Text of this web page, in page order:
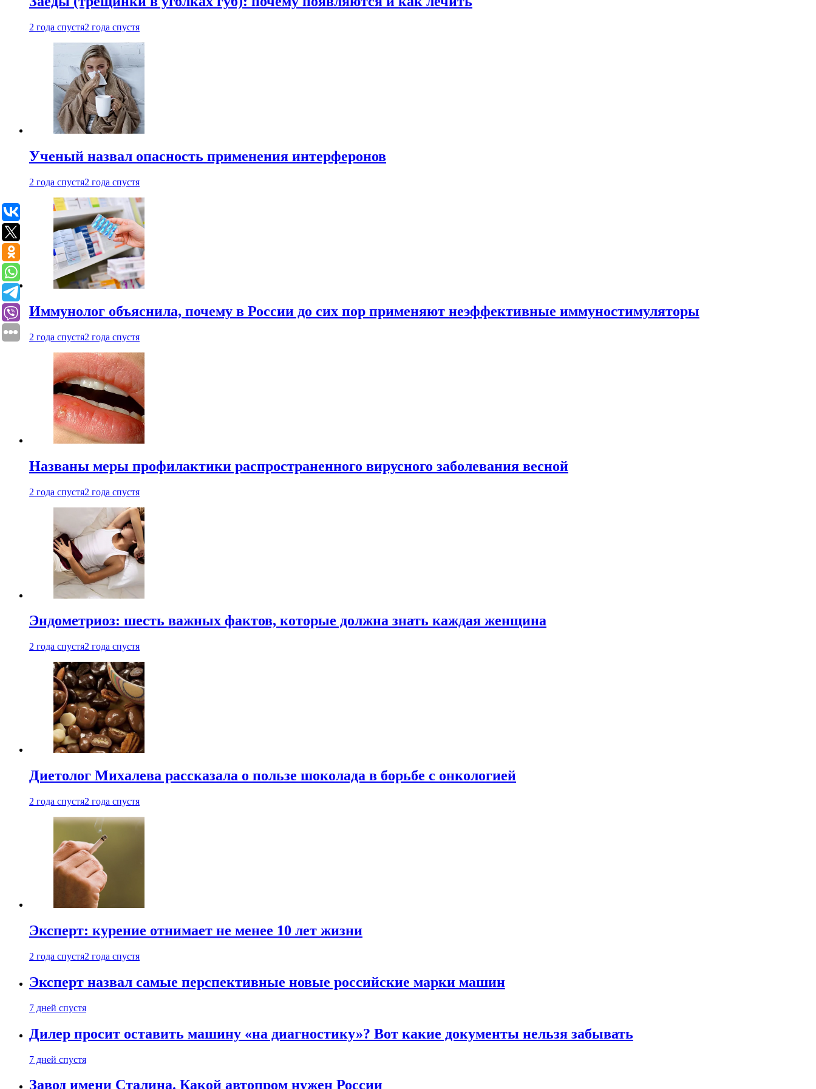
2 года спустя2 года спустя
Ученый назвал опасность применения интерферонов
2 года спустя2 года спустя
Иммунолог объяснила, почему в России до сих пор применяют неэффективные иммуностимуляторы
2 года спустя2 года спустя
Названы меры профилактики распространенного вирусного заболевания весной
2 года спустя2 года спустя
Эндометриоз: шесть важных фактов, которые должна знать каждая женщина
2 года спустя2 года спустя
Диетолог Михалева рассказала о пользе шоколада в борьбе с онкологией
2 года спустя2 года спустя
Эксперт: курение отнимает не менее 10 лет жизни
2 года спустя2 года спустя
Эксперт назвал самые перспективные новые российские марки машин
7 дней спустя
Дилер просит оставить машину «на диагностику»? Вот какие документы нельзя забывать
7 дней спустя
Завод имени Сталина. Какой автопром нужен России